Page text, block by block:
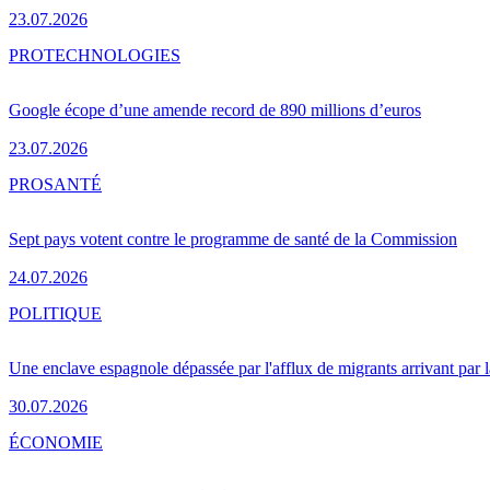
23.07.2026
Google écope d’une amende record de 890 millions d’euros
23.07.2026
PROTECHNOLOGIES
Sept pays votent contre le programme de santé de la Commission
24.07.2026
PROSANTÉ
Une enclave espagnole dépassée par l'afflux de migrants arrivant par
30.07.2026
POLITIQUE
ÉCONOMIE